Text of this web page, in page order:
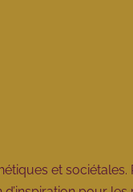
et sociétales.